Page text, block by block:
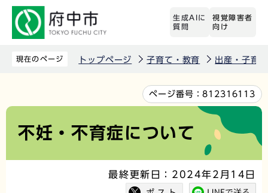
先
す
生成AIに
質問
視覚障害者
向け
現在のページ トップページ 子育て・教育 出産・子育て
文
か
ページ番号：812316113
不妊・不育症について
最終更新日：2024年2月14日